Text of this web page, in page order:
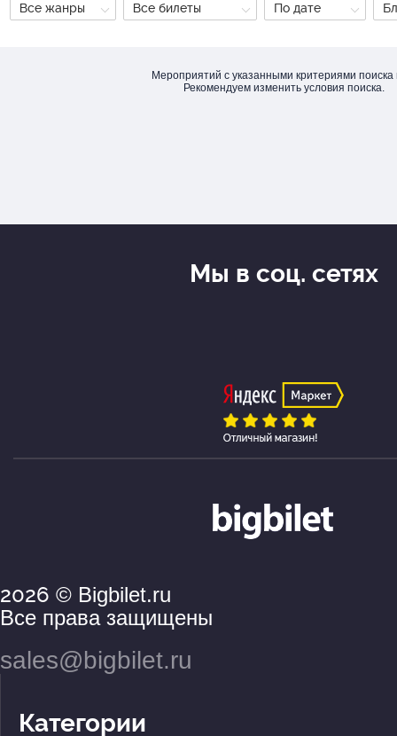
По дате
Все билеты
Все жанры
Мероприятий с указанными критериями поиска
Рекомендуем изменить условия поиска.
2026 © Bigbilet.ru
Все права защищены
sales@bigbilet.ru
Категории
Мы в соц. сетях